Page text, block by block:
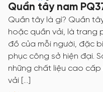
Quần tây nam
Quần tây là gì? Quần
hoặc quần vải, là trang
đồ của mỗi người, đặc
phục công sở hiện đại.
những chất liệu cao
vải […]